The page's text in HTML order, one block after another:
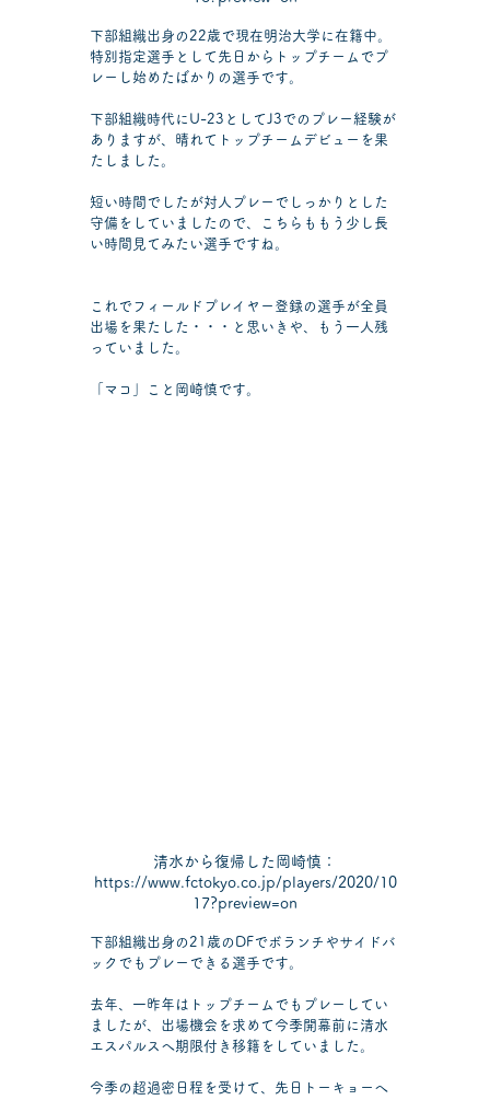
下部組織出身の22歳で現在明治大学に在籍中。
特別指定選手として先日からトップチームでプ
レーし始めたばかりの選手です。
下部組織時代にU-23としてJ3でのプレー経験が
ありますが、晴れてトップチームデビューを果
たしました。
短い時間でしたが対人プレーでしっかりとした
守備をしていましたので、こちらももう少し長
い時間見てみたい選手ですね。
これでフィールドプレイヤー登録の選手が全員
出場を果たした・・・と思いきや、もう一人残
っていました。
「マコ」こと岡崎慎です。
清水から復帰した岡崎慎：
https://www.fctokyo.co.jp/players/2020/10
17?preview=on
下部組織出身の21歳のDFでボランチやサイドバ
ックでもプレーできる選手です。
去年、一昨年はトップチームでもプレーしてい
ましたが、出場機会を求めて今季開幕前に清水
エスパルスへ期限付き移籍をしていました。
今季の超過密日程を受けて、先日トーキョーへ